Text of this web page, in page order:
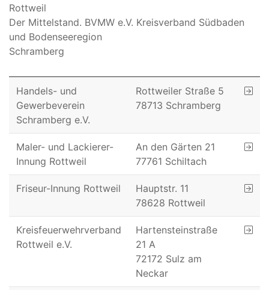
Rottweil
Der Mittelstand. BVMW e.V. Kreisverband Südbaden
und Bodenseeregion
Schramberg
Handels- und
Gewerbeverein
Schramberg e.V.
Rottweiler Straße 5
78713 Schramberg
Maler- und Lackierer-
Innung Rottweil
An den Gärten 21
77761 Schiltach
Friseur-Innung Rottweil
Hauptstr. 11
78628 Rottweil
Kreisfeuerwehrverband
Rottweil e.V.
Hartensteinstraße
21 A
72172 Sulz am
Neckar